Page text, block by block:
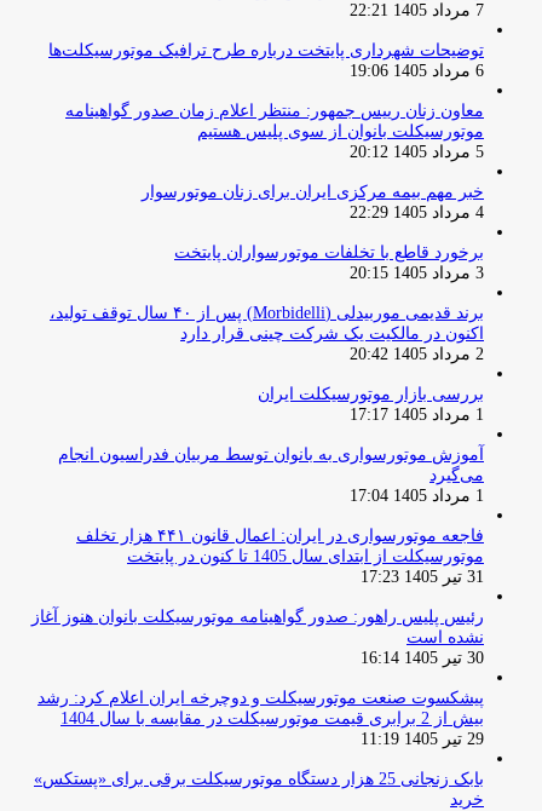
7 مرداد 1405 22:21
توضیحات شهرداری پایتخت درباره طرح ترافیک موتورسیکلت‌ها
6 مرداد 1405 19:06
معاون زنان رییس جمهور: منتظر اعلام زمان صدور گواهینامه
موتورسیکلت بانوان از سوی پلیس هستیم
5 مرداد 1405 20:12
خبر مهم بیمه مرکزی ایران برای زنان موتورسوار
4 مرداد 1405 22:29
برخورد قاطع با تخلفات موتورسواران پایتخت
3 مرداد 1405 20:15
برند قدیمی موربیدلی (Morbidelli) پس از ۴۰ سال توقف تولید،
اکنون در مالکیت یک شرکت چینی قرار دارد
2 مرداد 1405 20:42
بررسی بازار موتورسیکلت ایران
1 مرداد 1405 17:17
آموزش موتورسواری به بانوان توسط مربیان فدراسیون انجام
می‌گیرد
1 مرداد 1405 17:04
فاجعه موتورسواری در ایران: اعمال قانون ۴۴۱ هزار تخلف
موتورسیکلت از ابتدای سال 1405 تا کنون در پایتخت
31 تیر 1405 17:23
رئیس پلیس راهور: صدور گواهینامه موتورسیکلت بانوان هنوز آغاز
نشده است
30 تیر 1405 16:14
پیشکسوت صنعت موتورسیکلت و دوچرخه ایران اعلام کرد: رشد
بیش از 2 برابری قیمت موتورسیکلت در مقایسه با سال 1404
29 تیر 1405 11:19
بابک زنجانی 25 هزار دستگاه موتورسیکلت برقی برای «پستکس»
خرید